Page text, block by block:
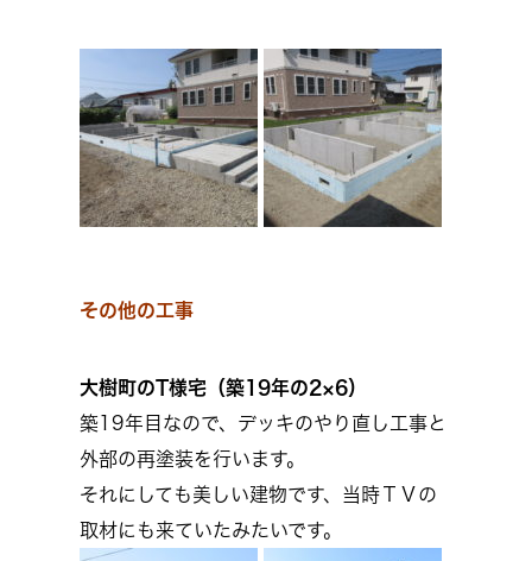
その他の工事
大樹町のT様宅（築19年の2×6）
築19年目なので、デッキのやり直し工事と
外部の再塗装を行います。
それにしても美しい建物です、当時ＴＶの
取材にも来ていたみたいです。